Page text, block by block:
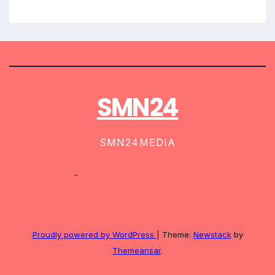
SMN24
SMN24MEDIA
Proudly powered by WordPress Theme: Newstackby
Themeansar.